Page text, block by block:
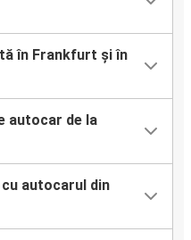
în Frankfurt și în
autocar de la
autocarul din